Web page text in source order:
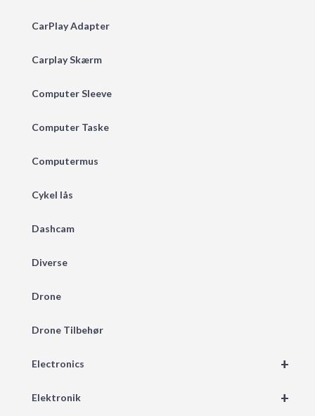
CarPlay Adapter
Carplay Skærm
Computer Sleeve
Computer Taske
Computermus
Cykel lås
Dashcam
Diverse
Drone
Drone Tilbehør
+
Electronics
+
Elektronik